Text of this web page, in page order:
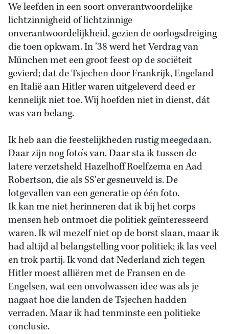
We leefden in een soort onverantwoordelijke
lichtzinnigheid of lichtzinnige
onverantwoordelijkheid, gezien de oorlogsdreiging
die toen opkwam. In ’38 werd het Verdrag van
München met een groot feest op de sociëteit
gevierd; dat de Tsjechen door Frankrijk, Engeland
en Italië aan Hitler waren uitgeleverd deed er
kennelijk niet toe. Wij hoefden niet in dienst, dát
was van belang.
Ik heb aan die feestelijkheden rustig meegedaan.
Daar zijn nog foto’s van. Daar sta ik tussen de
latere verzetsheld Hazelhoff Roelfzema en Aad
Robertson, die als SS’er gesneuveld is. De
lotgevallen van een generatie op één foto.
Ik kan me niet herinneren dat ik bij het corps
mensen heb ontmoet die politiek geïnteresseerd
waren. Ik wil mezelf niet op de borst slaan, maar ik
had altijd al belangstelling voor politiek; ik las veel
en trok partij. Ik vond dat Nederland zich tegen
Hitler moest alliëren met de Fransen en de
Engelsen, wat een onvolwassen idee was als je
nagaat hoe die landen de Tsjechen hadden
verraden. Maar ik had tenminste een politieke
conclusie.